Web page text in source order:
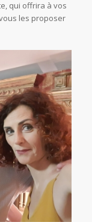
qui offrira à vos
les proposer